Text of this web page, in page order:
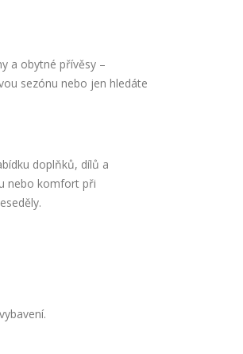
a obytné přívěsy –
sezónu nebo jen hledáte
doplňků, dílů a
nebo komfort při